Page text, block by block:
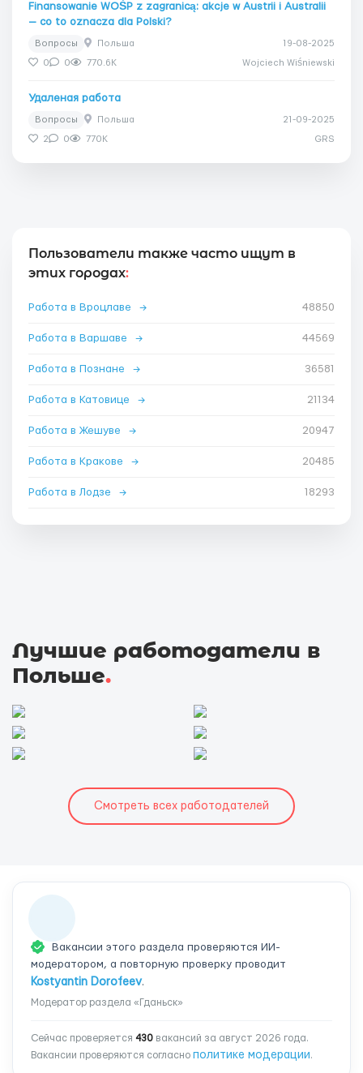
Finansowanie WOŚP z zagranicą: akcje w Austrii i Australii
— co to oznacza dla Polski?
Вопросы Польша 19-08-2025
0 0 770.6K Wojciech Wiśniewski
Удаленая работа
Вопросы Польша 21-09-2025
2 0 770K GRS
Пользователи также часто ищут в
этих городах:
Работа в Вроцлаве → 48850
Работа в Варшаве → 44569
Работа в Познане → 36581
Работа в Катовице → 21134
Работа в Жешуве → 20947
Работа в Кракове → 20485
Работа в Лодзе → 18293
Лучшие работодатели в
Польше.
Смотреть всех работодателей
Вакансии этого раздела проверяются ИИ-
модератором, а повторную проверку проводит
Kostyantin Dorofeev.
Модератор раздела «Гданьск»
Сейчас проверяется 430 вакансий за август 2026 года.
Вакансии проверяются согласно политике модерации.